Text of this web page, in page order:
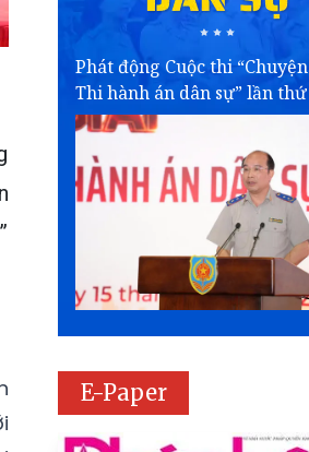
Phát động Cuộc thi
Thi hành án dân sự” lần
E-Paper